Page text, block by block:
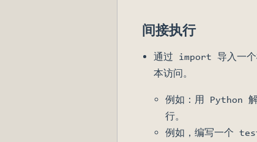
间接执行
通过 import 导入一个
本访问。
例如：用 Python
行。
例如，编写一个